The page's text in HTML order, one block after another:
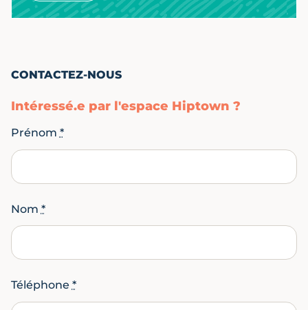
CONTACTEZ-NOUS
Intéressé.e par l'espace Hiptown ?
Prénom *
Nom *
Téléphone *